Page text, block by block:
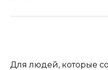
Для людей, которые